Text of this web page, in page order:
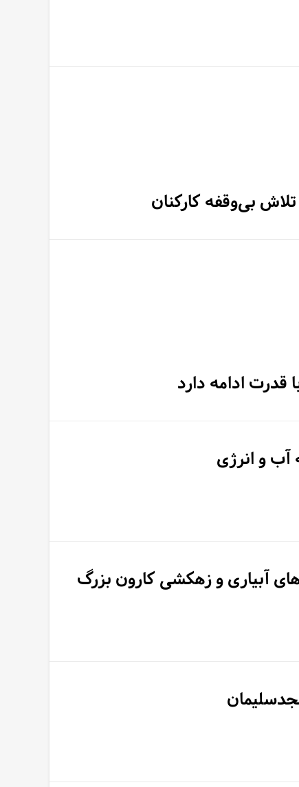
بی‌وقفه کارکنان
ادامه دارد
آب و انرژی
آبیاری و زهکشی کارون بزرگ